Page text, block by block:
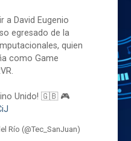
a David Eugenio
egresado de la
quien
como Game
Unido! 🇬🇧 🎮
Río (@Tec_SanJuan)